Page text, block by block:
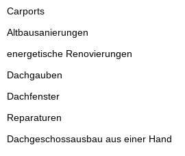
Carports
Altbausanierungen
energetische Renovierungen
Dachgauben
Dachfenster
Reparaturen
Dachgeschossausbau aus einer Hand